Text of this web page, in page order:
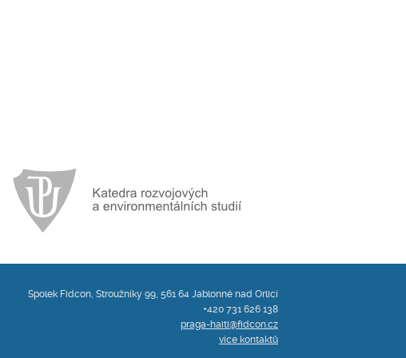
Spolek Fidcon, Stroužníky 99, 561 64 Jablonné nad Orlicí
+420 731 626 138
praga-haiti@fidcon.cz
více kontaktů